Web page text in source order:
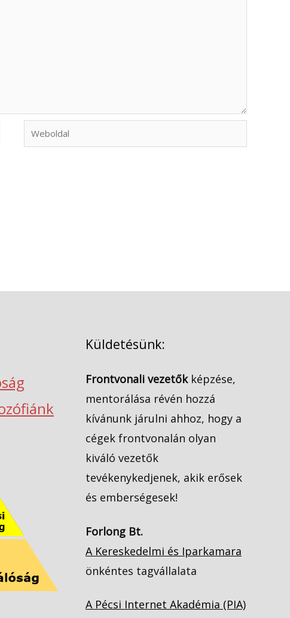
Weboldal
Küldetésünk:
Frontvonali vezetőkképzése,
mentorálása révén hozzá
kívánunk járulni ahhoz, hogy a
cégek frontvonalán olyan
kiváló vezetők
tevékenykedjenek, akik erősek
és emberségesek!
Forlong Bt.
A Kereskedelmi és Iparkamara
önkéntes tagvállalata
A Pécsi Internet Akadémia (PIA)